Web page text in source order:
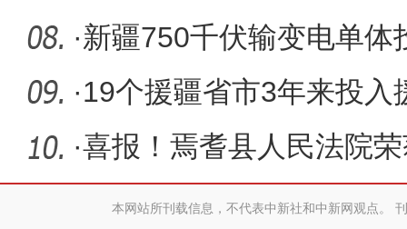
虫衣”
·新疆750千伏输变电单体
工建设
·19个援疆省市3年来投入
·喜报！焉耆县人民法院
自治州文明
本网站所刊载信息，不代表中新社和中新网观点。